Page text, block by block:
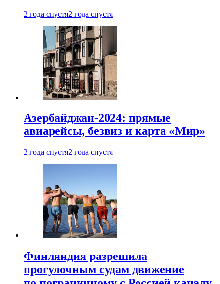
2 года спустя2 года спустя
Азербайджан-2024: прямые
авиарейсы, безвиз и карта «Мир»
2 года спустя2 года спустя
Финляндия разрешила
прогулочным судам движение